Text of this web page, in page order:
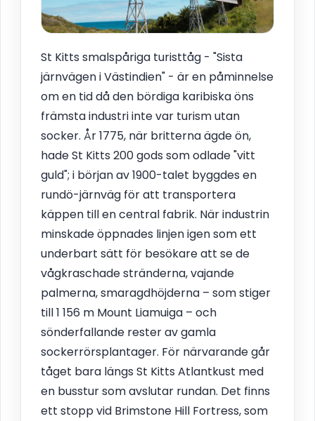
St Kitts smalspåriga turisttåg - "Sista
järnvägen i Västindien" - är en påminnelse
om en tid då den bördiga karibiska öns
främsta industri inte var turism utan
socker. År 1775, när britterna ägde ön,
hade St Kitts 200 gods som odlade "vitt
guld"; i början av 1900-talet byggdes en
rundö-järnväg för att transportera
käppen till en central fabrik. När industrin
minskade öppnades linjen igen som ett
underbart sätt för besökare att se de
vågkraschade stränderna, vajande
palmerna, smaragdhöjderna – som stiger
till 1 156 m Mount Liamuiga – och
sönderfallande rester av gamla
sockerrörsplantager. För närvarande går
tåget bara längs St Kitts Atlantkust med
en busstur som avslutar rundan. Det finns
ett stopp vid Brimstone Hill Fortress, som